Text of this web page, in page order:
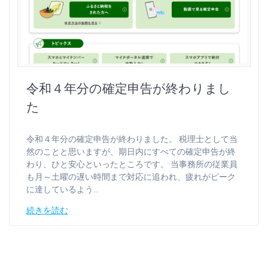
令和４年分の確定申告が終わりまし
た
令和４年分の確定申告が終わりました。 税理士として当
然のことと思いますが、期日内にすべての確定申告が終
わり、ひと安心といったところです。 当事務所の従業員
も月～土曜の遅い時間まで対応に追われ、疲れがピーク
に達しているよう…
続きを読む